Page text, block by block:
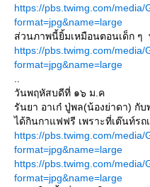
https://pbs.twimg.com/media/
format=jpg&name=large
ส่วนภาพนี้ยิ้มเหมือนตอนเด็ก ๆ
https://pbs.twimg.com/media/
format=jpg&name=large
วันพฤหัสบดีที่ ๑๖ ม.ค
รันยา อาเก๋ ปู่พล(น้องย่าดา) กั
ได้กินกาแฟฟรี เพราะที่เต๊นท์ร
https://pbs.twimg.com/media/
format=jpg&name=large
https://pbs.twimg.com/media/
format=jpg&name=large